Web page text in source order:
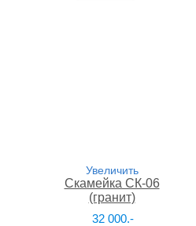
Увеличить
Скамейка СК-06
(гранит)
32 000.-